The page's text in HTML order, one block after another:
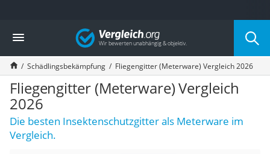
Die beliebtesten Vergleiche nach Kategorie
Baumarkt
Tresor feuerfest
Makita-Akku-Rasenmäher
Kappsäge
Smartes Türschloss
Akku-Rasentrimmer
Feuchtigkeitsmessgerät
Split-Klimaanlage 2 Innengeräte
Vergleich
Schädlingsbekämpfung Fliegengitter (Meterware) Vergleich 2026
Fliegengitter (Meterware) Vergleich
2026
Die besten Insektenschutzgitter als Meterware im
Vergleich.